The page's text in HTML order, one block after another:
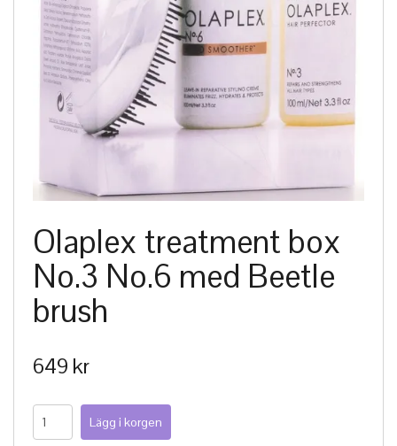
Olaplex treatment box
No.3 No.6 med Beetle
brush
649 kr